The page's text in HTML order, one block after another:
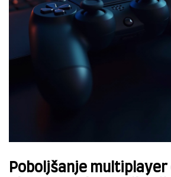
Poboljšanje multiplayer